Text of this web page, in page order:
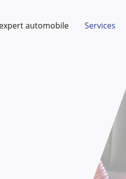
automobile Services